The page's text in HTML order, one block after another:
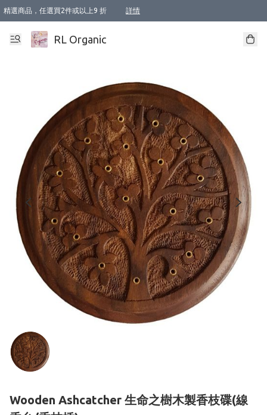
精選商品，任選買2件或以上9 折 詳情
XI周年優惠【新品自由選2件88折/3件85折】
XI周年優惠【Chakra 脈輪平衡自由選2件9折/3件85折/5件8折】
Florame 肌底自由選 2支9折 3支85折
XI周年優惠【蟲蟲退散 · 防衛結界﹞系列2件9折】
Sunki 任選2件95折
BIOFFICINA TOSCANA 任選2支9折 3支85折
Lamav 任選1件9折 2件85折
Mukti Organics 指定產品任選1件9折, 2件88折 3件85折
Intelligent Nutrients Skincare 任選2件9折
deodorant 任選2件88折
化妝品 任選2件95折
XI周年優惠【身心靈單品 任選2件9折/3件85折/5件8折】
XI周年優惠 【精油/香水 任選2件9折/3件85折/5件8折】
XI周年優惠【「關節到肌膚」全效養護 BODY OIL 組2件88折/3件85折】
XI周年優惠【夏日有機物理防曬套裝2件88折】
XI周年優惠【夏日潔面隨意選2件88折/3件85折】
XI周年優惠【逆齡奇蹟抗氧 11 自由選2件88折/3件85折/4件或以上8折】
新會員首次購物即享全單 95 折優惠！
成為VIP / VVIP 可享有生日月現金扣減獎賞優惠 !! 記得去賬户資料填上生日日期啦 !
選用順豐速運，滿$500 免運費
本地速遞 京東 送住宅/ 工商地址 $400 免運費
澳門訂單選用順豐速運，滿$800 免運費
RL Organic
Wooden Ashcatcher 生命之樹木製香枝碟(線